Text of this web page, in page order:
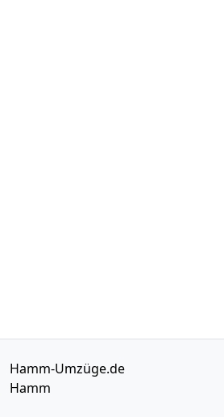
Hamm-Umzüge.de
Hamm